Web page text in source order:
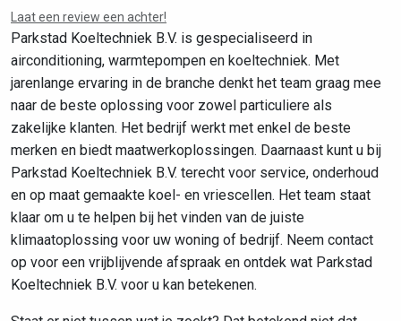
Leaflet|©OpenStreetMap
Laat een review een achter!
Parkstad Koeltechniek B.V. is gespecialiseerd in
airconditioning, warmtepompen en koeltechniek. Met
jarenlange ervaring in de branche denkt het team graag mee
naar de beste oplossing voor zowel particuliere als
zakelijke klanten. Het bedrijf werkt met enkel de beste
merken en biedt maatwerkoplossingen. Daarnaast kunt u bij
Parkstad Koeltechniek B.V. terecht voor service, onderhoud
en op maat gemaakte koel- en vriescellen. Het team staat
klaar om u te helpen bij het vinden van de juiste
klimaatoplossing voor uw woning of bedrijf. Neem contact
op voor een vrijblijvende afspraak en ontdek wat Parkstad
Koeltechniek B.V. voor u kan betekenen.